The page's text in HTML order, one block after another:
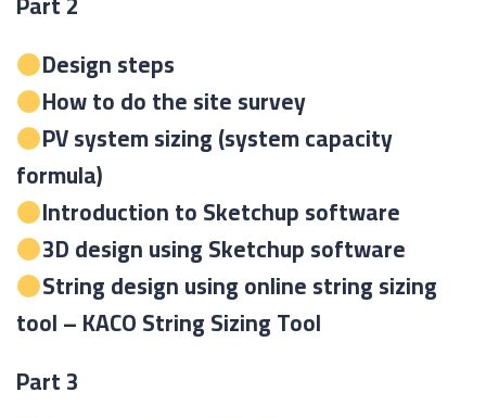
Design steps
How to do the site survey
PV system sizing (system capacity
formula)
Introduction toSketchup software
3D design usingSketchup software
String design using online string sizing
tool –KACO String Sizing Tool
Part 3